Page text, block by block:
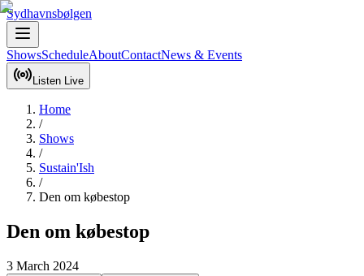
Sydhavnsbølgen
ShowsScheduleAboutContactNews & Events
Listen Live
Home
/
Shows
/
Sustain'Ish
/
Den om købestop
Den om købestop
3 March 2024